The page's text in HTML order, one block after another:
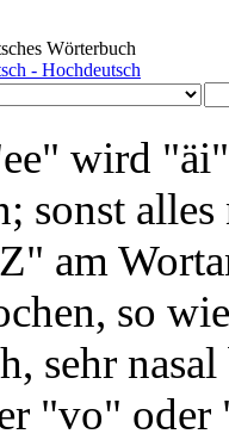
Wörterbuch
- Hochdeutsch
wird
sonst
am
so
sehr
"vo"